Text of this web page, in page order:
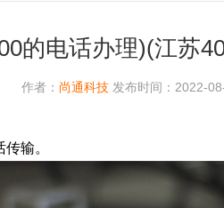
的电话办理)(江苏
作者： 尚通科技 发布时间：2022-
输。